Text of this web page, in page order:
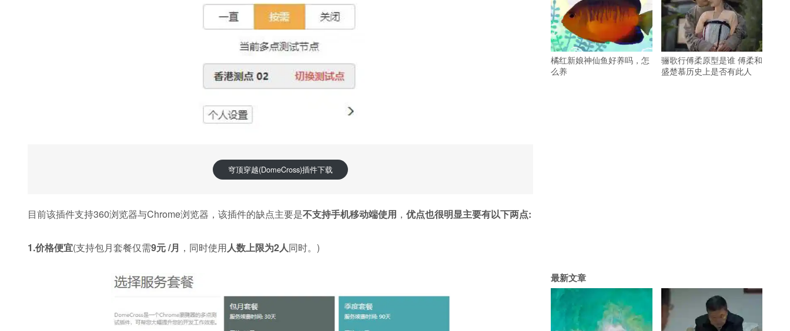
穹顶穿越(DomeCross)插件下载
目前该插件支持360浏览器与Chrome浏览器，该插件的缺点主要是不支持手机移动端使用 ， 优点也很明显主要有以下两点:
1.价格便宜(支持包月套餐仅需9元 /月 ，同时使用人数上限为2人同时。)
橘红新娘神仙鱼好养吗，怎
么养
骊歌行傅柔原型是谁 傅柔和
盛楚慕历史上是否有此人
最新文章